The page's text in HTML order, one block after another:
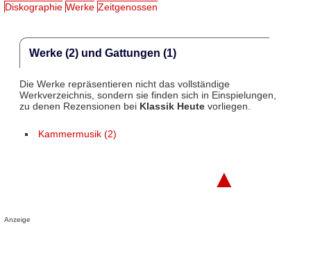
Diskographie Werke Zeitgenossen
Werke (2) und Gattungen (1)
Die Werke repräsentieren nicht das vollständige
Werkverzeichnis, sondern sie finden sich in Einspielungen,
zu denen Rezensionen bei Klassik Heutevorliegen.
Kammermusik (2)
▲
Anzeige